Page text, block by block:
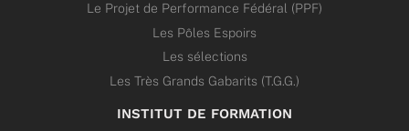
Le Projet de Performance Fédéral (PPF)
Les Pôles Espoirs
Les sélections
Les Très Grands Gabarits (T.G.G.)
INSTITUT DE FORMATION